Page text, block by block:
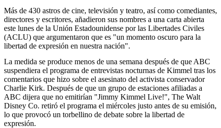
Más de 430 astros de cine, televisión y teatro, así como comediantes,
directores y escritores, añadieron sus nombres a una carta abierta
este lunes de la Unión Estadounidense por las Libertades Civiles
(ACLU) que argumentaron que es "un momento oscuro para la
libertad de expresión en nuestra nación".
La medida se produce menos de una semana después de que ABC
suspendiera el programa de entrevistas nocturnas de Kimmel tras los
comentarios que hizo sobre el asesinato del activista conservador
Charlie Kirk. Después de que un grupo de estaciones afiliadas a
ABC dijera que no emitirían "Jimmy Kimmel Live!", The Walt
Disney Co. retiró el programa el miércoles justo antes de su emisión,
lo que provocó un torbellino de debate sobre la libertad de
expresión.